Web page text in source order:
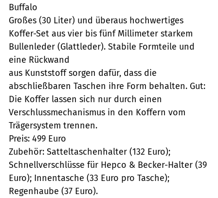
Buffalo
Großes (30 Liter) und überaus hochwertiges
Koffer-Set aus vier bis fünf Millimeter starkem
Bullenleder (Glattleder). Stabile Formteile und
eine Rückwand
aus Kunststoff sorgen dafür, dass die
abschließbaren Taschen ihre Form behalten. Gut:
Die Koffer lassen sich nur durch einen
Verschlussmechanismus in den Koffern vom
Trägersystem trennen.
Preis: 499 Euro
Zubehör: Satteltaschenhalter (132 Euro);
Schnellverschlüsse für Hepco & Becker-Halter (39
Euro); Innentasche (33 Euro pro Tasche);
Regenhaube (37 Euro).